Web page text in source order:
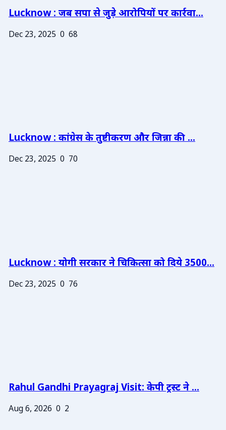
Lucknow : जब सपा से जुड़े आरोपियों पर कार्रवा...
Dec 23, 2025 0 68
Lucknow : कांग्रेस के तुष्टीकरण और जिन्ना की ...
Dec 23, 2025 0 70
Lucknow : योगी सरकार ने चिकित्सा को दिये 3500...
Dec 23, 2025 0 76
Rahul Gandhi Prayagraj Visit: केपी ट्रस्ट ने ...
Aug 6, 2026 0 2